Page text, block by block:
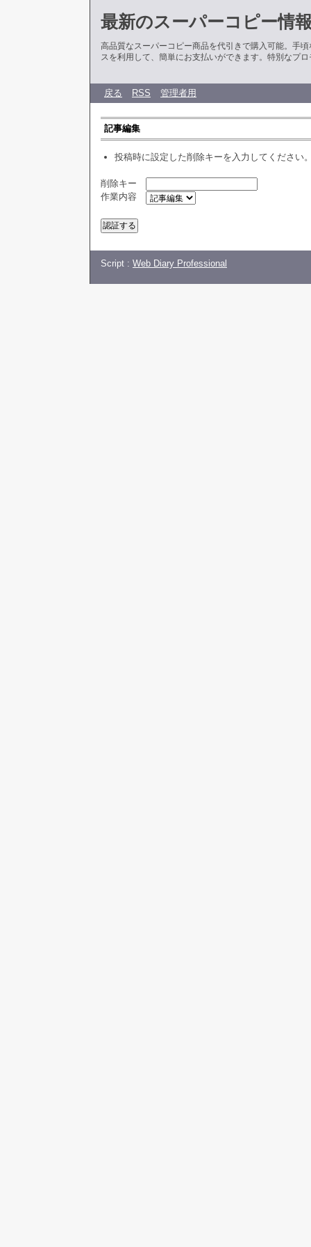
最新のスーパーコピー情
高品質なスーパーコピー商品を代引きで購入可能。手
スを利用して、簡単にお支払いができます。特別なプ
戻る RSS 管理者用
記事編集
投稿時に設定した削除キーを入力してください
削除キー
作業内容
Script : Web Diary Professional